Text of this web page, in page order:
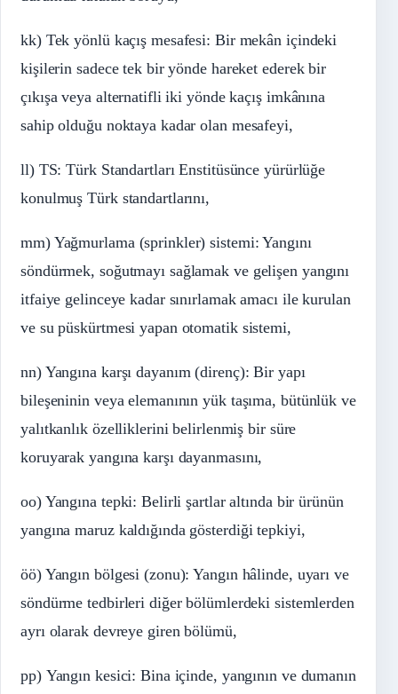
kk) Tek yönlü kaçış mesafesi: Bir mekân içindeki
kişilerin sadece tek bir yönde hareket ederek bir
çıkışa veya alternatifli iki yönde kaçış imkânına
sahip olduğu noktaya kadar olan mesafeyi,
ll) TS: Türk Standartları Enstitüsünce yürürlüğe
konulmuş Türk standartlarını,
mm) Yağmurlama (sprinkler) sistemi: Yangını
söndürmek, soğutmayı sağlamak ve gelişen yangını
itfaiye gelinceye kadar sınırlamak amacı ile kurulan
ve su püskürtmesi yapan otomatik sistemi,
nn) Yangına karşı dayanım (direnç): Bir yapı
bileşeninin veya elemanının yük taşıma, bütünlük ve
yalıtkanlık özelliklerini belirlenmiş bir süre
koruyarak yangına karşı dayanmasını,
oo) Yangına tepki: Belirli şartlar altında bir ürünün
yangına maruz kaldığında gösterdiği tepkiyi,
öö) Yangın bölgesi (zonu): Yangın hâlinde, uyarı ve
söndürme tedbirleri diğer bölümlerdeki sistemlerden
ayrı olarak devreye giren bölümü,
pp) Yangın kesici: Bina içinde, yangının ve dumanın